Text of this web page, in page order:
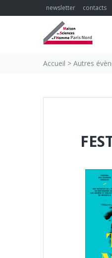
newsletter contacts
Accueil > Autres